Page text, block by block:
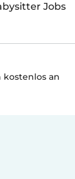
Jobs
kostenlos an